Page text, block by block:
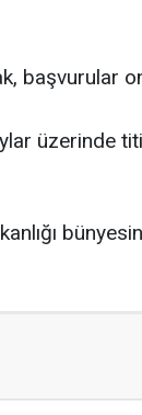
başvurular
üzerinde